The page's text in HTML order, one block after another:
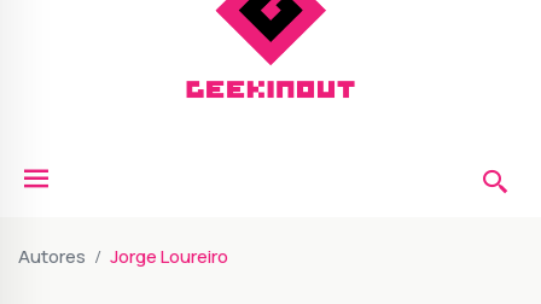
Autores Jorge Loureiro